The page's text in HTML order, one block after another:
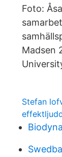
Foto:
Madsen
Stefan